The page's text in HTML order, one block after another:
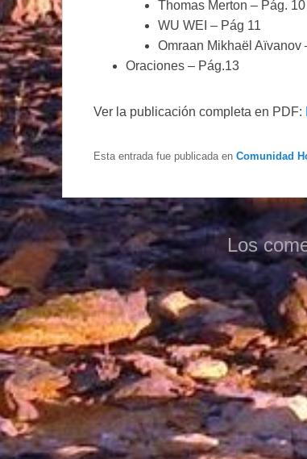
Thomas Merton – Pág. 10
WU WEI – Pág 11
Omraan Mikhaël Aïvanov
Oraciones – Pág.13
Ver la publicación completa en PDF:
Esta entrada fue publicada en Comunidad
Los